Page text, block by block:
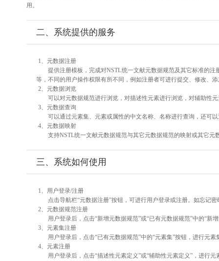
用。
二、系统提供的服务
1、元数据注册
提供注册模板，完成对NSTL统一文献元数据规范及其它标准的
等，不同的用户操作权限有所不同，例如注册者可进行提交、修改、
2、元数据浏览
可以对元数据规范进行浏览，对描述性元素进行浏览，对辅助性
3、元数据查询
可以通过元素集、元素或属性的中文名称、名称进行查询，还可
4、元数据映射
支持NSTL统一文献元数据规范与其它元数据规范的映射或其它元
三、系统如何使用
1、用户登录/注册
点击导航栏“元数据注册”按钮，可进行用户登录或注册。如忘记
2、元数据规范注册
用户登录后，点击“新增元数据规范”或“已有元数据规范”中的“新
3、元素集注册
用户登录后，点击“已有元数据规范”中的“元素集”按钮，进行元素
4、元素注册
用户登录后，点击“描述性元素定义”或“辅助性元素定义”，进行元